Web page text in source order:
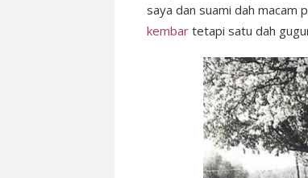
saya dan suami dah macam
kembar tetapi satu dah